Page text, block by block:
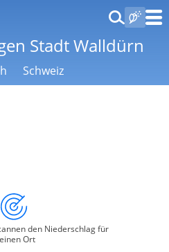
Stadt Walldürn
Schweiz
den Niederschlag für
Ort